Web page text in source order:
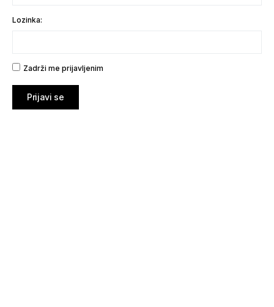
Lozinka:
Zadrži me prijavljenim
Prijavi se